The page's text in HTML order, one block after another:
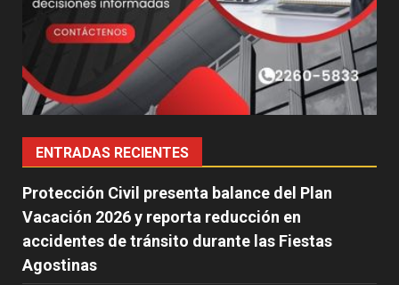
ENTRADAS RECIENTES
Protección Civil presenta balance del Plan
Vacación 2026 y reporta reducción en
accidentes de tránsito durante las Fiestas
Agostinas